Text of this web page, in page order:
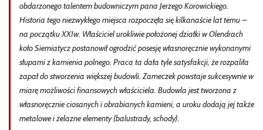
obdarzonego talentem budowniczym pana Jerzego Korowickiego.
Historia tego niezwykłego miejsca rozpoczęła się kilkanaście lat temu –
na początku XXIw. Właściciel urokliwie położonej działki w Olendrach
koło Siemiatycz postanowił ogrodzić posesję własnoręcznie wykonanymi
słupami z kamienia polnego. Praca ta dała tyle satysfakcji, że rozpaliła
zapał do stworzenia większej budowli. Zameczek powstaje sukcesywnie w
miarę możliwości finansowych właściciela. Budowla jest tworzona z
własnoręcznie ciosanych i obrabianych kamieni, a uroku dodają jej także
metalowe i żelazne elementy (balustrady, schody).